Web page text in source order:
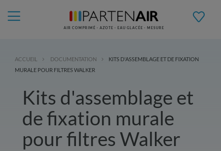
AIR COMPRIMÉ - AZOTE - EAU GLACÉE - MESURE
ACCUEIL DOCUMENTATION
KITS D'ASSEMBLAGE ET DE FIXATION
MURALE POUR FILTRES WALKER
Kits d'assemblage et
de fixation murale
pour filtres Walker